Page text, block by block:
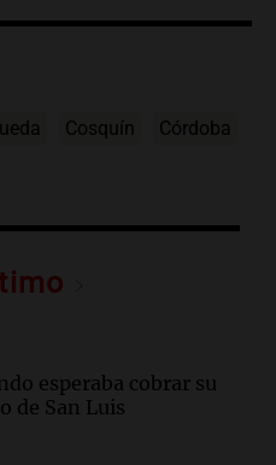
Cosquín Córdoba
esperaba cobrar su
de San Luis